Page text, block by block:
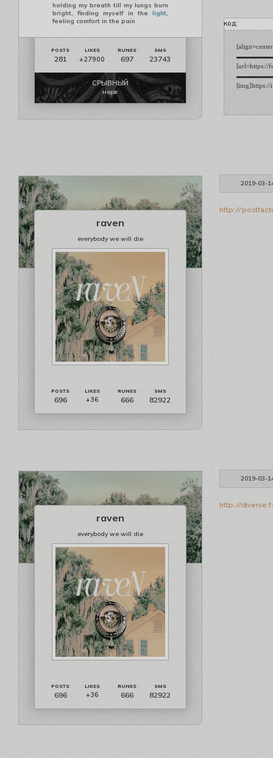
holding my breath till my lungs burn
bright, finding myself in the light,
feeling comfort in the pain
281 +27900 697 23743
СРЫВНЫЙ
нерв
код:
[url=https://
▬▬▬▬▬▬
[img]https://
2019-03-
raven
everybody we will die
696 +36 666 82922
http://
2019-03-
raven
everybody we will die
696 +36 666 82922
http://